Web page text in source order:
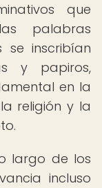
que
palabras
se inscribían
y papiros,
en la
religión y la
largo de los
incluso